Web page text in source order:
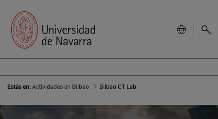
Estás en:Actividades en Bilbao Bilbao CT Lab